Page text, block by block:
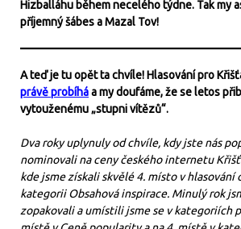
Hizballáhu během necelého týdne. Tak my
příjemný šábes a Mazal Tov!
A teď je tu opět ta chvíle! Hlasování pro
právě probíháa my doufáme, že se letos
vytouženému „stupni vítězů“.
Dva roky uplynuly od chvíle, kdy jste nás
nominovali na ceny českého internetu
kde jsme získali skvělé 4. místo v hlasování
kategorii Obsahová inspirace. Minulý rok
zopakovali a umístili jsme se v kategoriích